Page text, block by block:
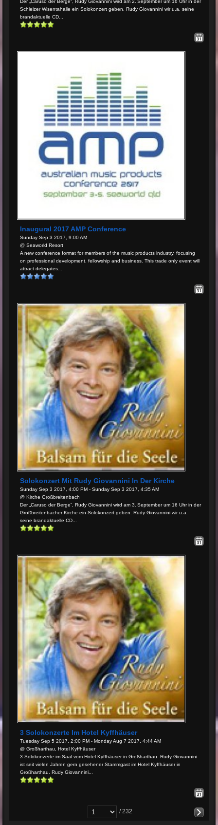
Der „Caruso der Berge“, Rudy Giovannini wird am 2. September um 16 Uhr in der
Schleizer Wisentahalle ein Solokonzert geben. Rudy Giovannini wir u.a. seine
brandaktuelle CD...
Inaugural 2017 AMP Conference
Sunday Sep 3 2017, 9:00 AM
@ Seaworld Resort
A new conference format for members of the music products industry, focusing
on professional development, fellowship and business. This trade only event will
attract delegates...
Solokonzert Mit Rudy Giovannini In Der Kirche
Sunday Sep 3 2017, 4:00 PM - Sunday Sep 3 2017, 4:35 AM
@ Kirche Großbreitenbach
Der „Caruso der Berge“, Rudy Giovannini wird am 3. September um 16 Uhr in der
Großbreitenbacher Kirche ein Solokonzert geben. Rudy Giovannini wir u.a.
seine brandaktuelle CD...
3 Solokonzerte Im Hotel Kyffhäuser
Tuesday Sep 5 2017, 2:00 PM - Monday Aug 7 2017, 4:44 AM
@ Großharthau, Hotel Kyffhäuser
3 Solokonzerte im Saal vom Hotel Kyffhäuser in Großharthau. Rudy Giovannini
ist seit vielen Jahren gern gesehener Stammgast im Hotel Kyffhäuser in
Großharthau. Rudy Giovannini...
/ 232